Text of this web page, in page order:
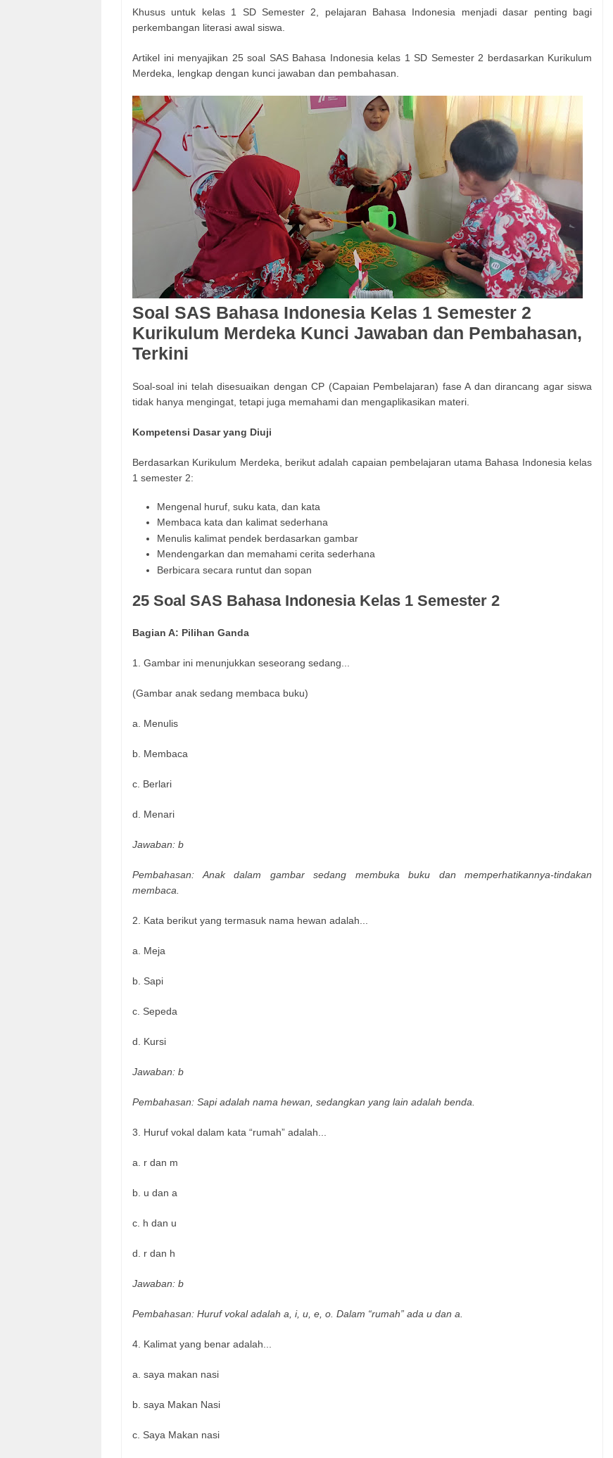
Khusus untuk kelas 1 SD Semester 2, pelajaran Bahasa Indonesia menjadi dasar penting bagi
perkembangan literasi awal siswa.
Artikel ini menyajikan 25 soal SAS Bahasa Indonesia kelas 1 SD Semester 2 berdasarkan Kurikulum
Merdeka, lengkap dengan kunci jawaban dan pembahasan.
Soal SAS Bahasa Indonesia Kelas 1 Semester 2
Kurikulum Merdeka Kunci Jawaban dan Pembahasan,
Terkini
Soal-soal ini telah disesuaikan dengan CP (Capaian Pembelajaran) fase A dan dirancang agar siswa
tidak hanya mengingat, tetapi juga memahami dan mengaplikasikan materi.
Kompetensi Dasar yang Diuji
Berdasarkan Kurikulum Merdeka, berikut adalah capaian pembelajaran utama Bahasa Indonesia kelas
1 semester 2:
Mengenal huruf, suku kata, dan kata
Membaca kata dan kalimat sederhana
Menulis kalimat pendek berdasarkan gambar
Mendengarkan dan memahami cerita sederhana
Berbicara secara runtut dan sopan
25 Soal SAS Bahasa Indonesia Kelas 1 Semester 2
Bagian A: Pilihan Ganda
1. Gambar ini menunjukkan seseorang sedang...
(Gambar anak sedang membaca buku)
a. Menulis
b. Membaca
c. Berlari
d. Menari
Jawaban: b
Pembahasan: Anak dalam gambar sedang membuka buku dan memperhatikannya-tindakan
membaca.
2. Kata berikut yang termasuk nama hewan adalah...
a. Meja
b. Sapi
c. Sepeda
d. Kursi
Jawaban: b
Pembahasan: Sapi adalah nama hewan, sedangkan yang lain adalah benda.
3. Huruf vokal dalam kata “rumah” adalah...
a. r dan m
b. u dan a
c. h dan u
d. r dan h
Jawaban: b
Pembahasan: Huruf vokal adalah a, i, u, e, o. Dalam “rumah” ada u dan a.
4. Kalimat yang benar adalah...
a. saya makan nasi
b. saya Makan Nasi
c. Saya Makan nasi